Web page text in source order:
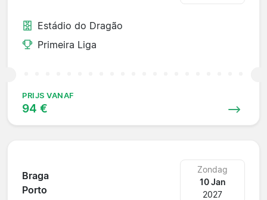
Estádio do Dragão
Primeira Liga
PRIJS VANAF
94 €
Braga
Porto
Zondag
10 Jan
2027